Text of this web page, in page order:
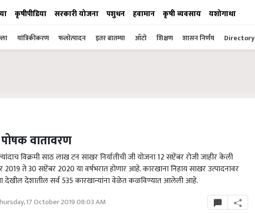
कृषीपीडिया सरकारी योजना पशुधन हवामान कृषी व्यवसाय यशोगाथा
यांत्रिकीकरण फलोत्पादन इतर बातम्या ऑटो शिक्षण शासन निर्णय Directory
पोषक वातावरण
विक्रमी साठ लाख टन साखर निर्यातीची जी योजना 12 सप्टेंबर रोजी जाहीर केली
ते 30 सप्टेंबर 2020 या वर्षभरात होणार आहे. कारखाना निहाय साखर उत्पादनावर
देखील देशातील सर्व 535 कारखान्यांना वेळेत कळविण्यात आलेली आहे.
17 October 2019 08:03 AM